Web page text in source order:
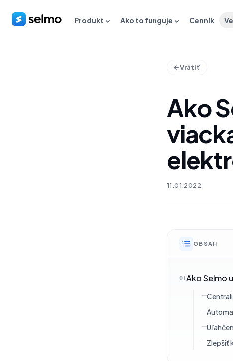
Produkt Ako to funguje Cenník
Vrátiť
Ako
11.01.2022
OBSAH
01Ako Selmo
Zlepšiť